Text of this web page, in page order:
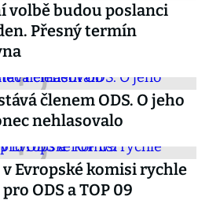
volbě budou poslanci
Přesný termín
členem ODS. O jeho
nehlasovalo
Evropské komisi rychle
ODS a TOP 09